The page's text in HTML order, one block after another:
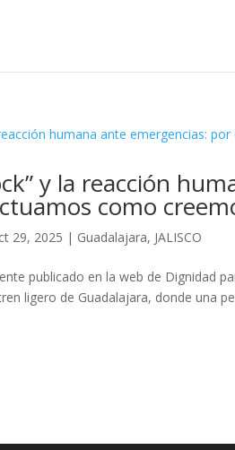
y la reacción
como
29, 2025 | Guadalajara, JALISCO
publicado en la web de Dignidad
ligero de Guadalajara, donde una